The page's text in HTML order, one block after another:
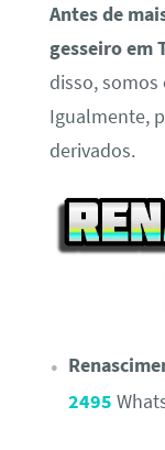
Antes de
gesseiro em
disso, somos
Igualmente,
derivados.
2495